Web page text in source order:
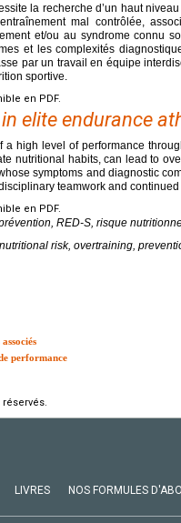
la recherche d’un haut
mal contrôlée,
et/ou au syndrome connu
et les complexités
par un travail en équipe
sportive.
en PDF.
elite endurance
high level of performance
nutritional habits, can lead to
symptoms and diagnostic
teamwork and
en PDF.
RED-S, risque
risk, overtraining,
performance
LIVRES NOS FORMULES